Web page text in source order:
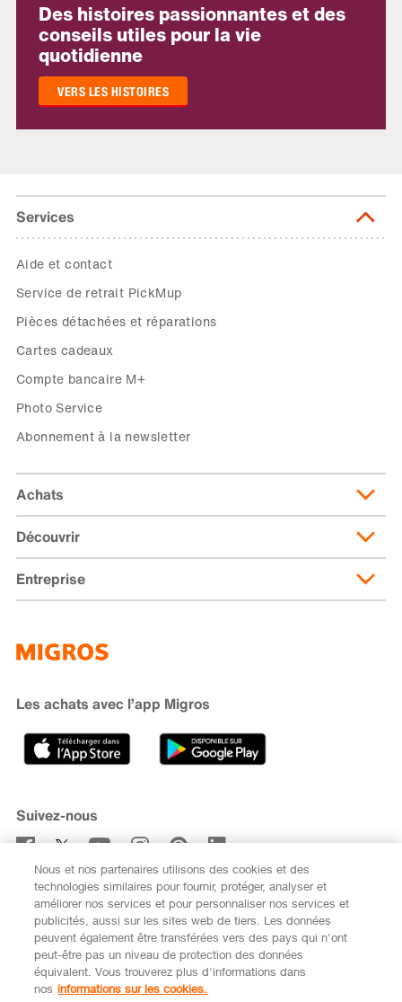
Des histoires passionnantes et des
conseils utiles pour la vie
quotidienne
VERS LES HISTOIRES
Services
Aide et contact
Service de retrait PickMup
Pièces détachées et réparations
Cartes cadeaux
Compte bancaire M+
Photo Service
Abonnement à la newsletter
Achats
Livraison et frais de livraison
Abonnement de livraison
Moyens de paiement
Cumulus
Recherche de magasin
Découvrir
Migusto
iMpuls
Banque Migros
Entreprise
Développement durable
Carrière
Sponsoring
Médias
Code de conduite et signalement
Les achats avec l’app Migros
Suivez-nous
S’abonner à la newsletter
FR
Nous et nos partenaires utilisons des cookies et des
technologies similaires pour fournir, protéger, analyser et
améliorer nos services et pour personnaliser nos services et
publicités, aussi sur les sites web de tiers. Les données
peuvent également être transférées vers des pays qui n'ont
peut-être pas un niveau de protection des données
équivalent. Vous trouverez plus d'informations dans
nos informations sur les cookies.